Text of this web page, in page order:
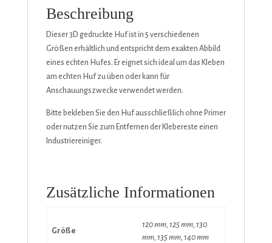
Beschreibung
Dieser 3D gedruckte Huf ist in 5 verschiedenen
Größen erhältlich und entspricht dem exakten Abbild
eines echten Hufes. Er eignet sich ideal um das Kleben
am echten Huf zu üben oder kann für
Anschauungszwecke verwendet werden.
Bitte bekleben Sie den Huf ausschließlich ohne Primer
oder nutzen Sie zum Entfernen der Klebereste einen
Industriereiniger.
Zusätzliche Informationen
Größe
120 mm, 125 mm, 130
mm, 135 mm, 140 mm